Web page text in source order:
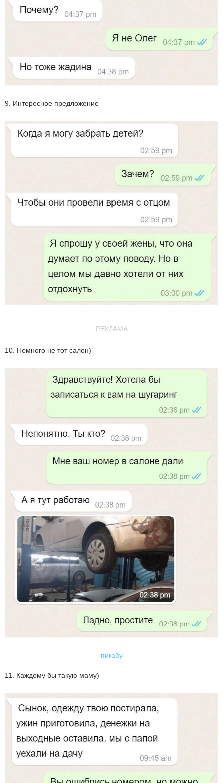
9. Интересное предложение
РЕКЛАМА
10. Немного не тот салон)
пикабу
11. Каждому бы такую маму)